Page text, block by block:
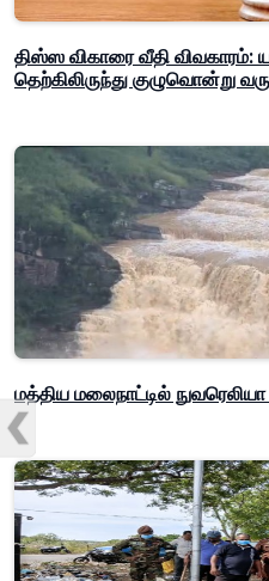
திஸ்ஸ விகாரை வீதி விவகாரம்:
தெற்கிலிருந்து குழுவொன்று
மத்திய மலைநாட்டில்